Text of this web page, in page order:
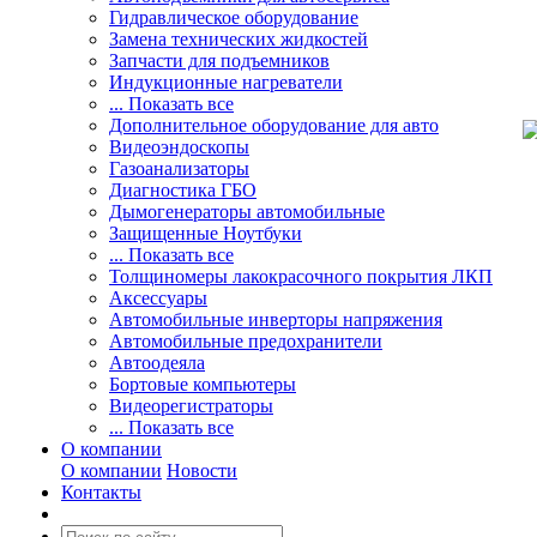
Гидравлическое оборудование
Замена технических жидкостей
Запчасти для подъемников
Индукционные нагреватели
... Показать все
Дополнительное оборудование для авто
Видеоэндоскопы
Газоанализаторы
Диагностика ГБО
Дымогенераторы автомобильные
Защищенные Ноутбуки
... Показать все
Толщиномеры лакокрасочного покрытия ЛКП
Аксессуары
Автомобильные инверторы напряжения
Автомобильные предохранители
Автоодеяла
Бортовые компьютеры
Видеорегистраторы
... Показать все
О компании
О компании Новости
Контакты